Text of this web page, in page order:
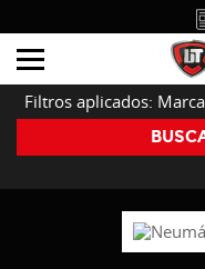
Filtros aplicados:
914 353